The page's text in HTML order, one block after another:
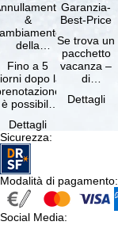
&
della
gratuiti
Fino a 5
dopo la
è possibile
il …
Dettagli
Garanzia-
Best-Price
Se trova un
pacchetto
vacanza –
di
e servizi
Dettagli
Sicurezza:
Modalità di pagamento:
Social Media: